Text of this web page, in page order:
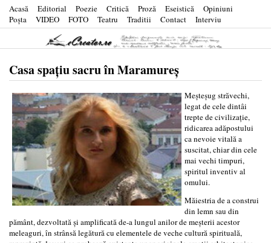
Acasă Editorial Poezie Critică Proză Eseistică
Opiniuni
Poşta
VIDEO FOTO Teatru Traditii Contact Interviu
Casa spațiu sacru în Maramureș
Meşteşug străvechi,
legat de cele dintâi
trepte de civilizaţie,
ridicarea adăpostului
ca nevoie vitală a
suscitat, chiar din cele
mai vechi timpuri,
spiritul inventiv al
omului.
Măiestria de a construi
din lemn sau din
pământ, dezvoltată şi amplificată de-a lungul anilor de meşterii acestor
meleaguri, în strânsă legătură cu elementele de veche cultură spirituală,